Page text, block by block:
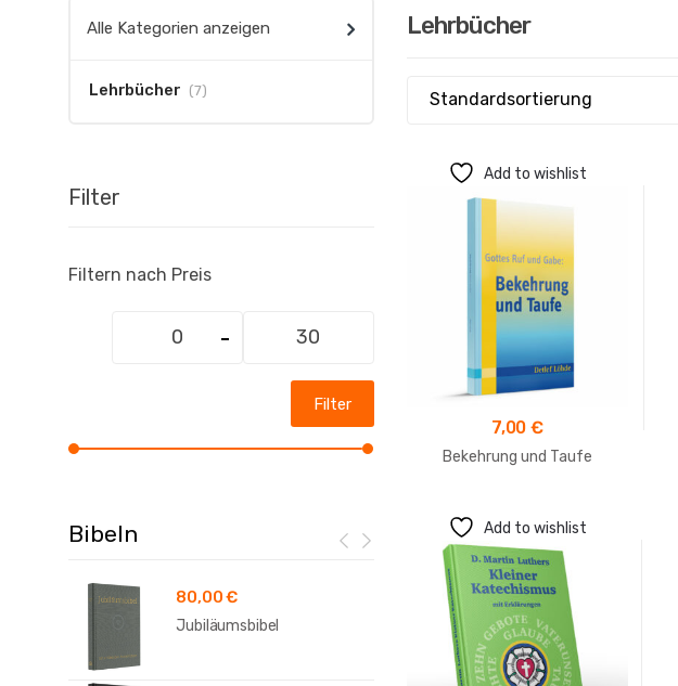
Lehrbücher
Add to wishlist
7,00€
Bekehrung und Taufe
Add to wishlist
Alle Kategorien anzeigen
Lehrbücher (7)
Filter
Filtern nach Preis
Filter
Bibeln
80,00€
Jubiläumsbibel
79,00€
Luther 1912 – Leder –
Standardausgabe